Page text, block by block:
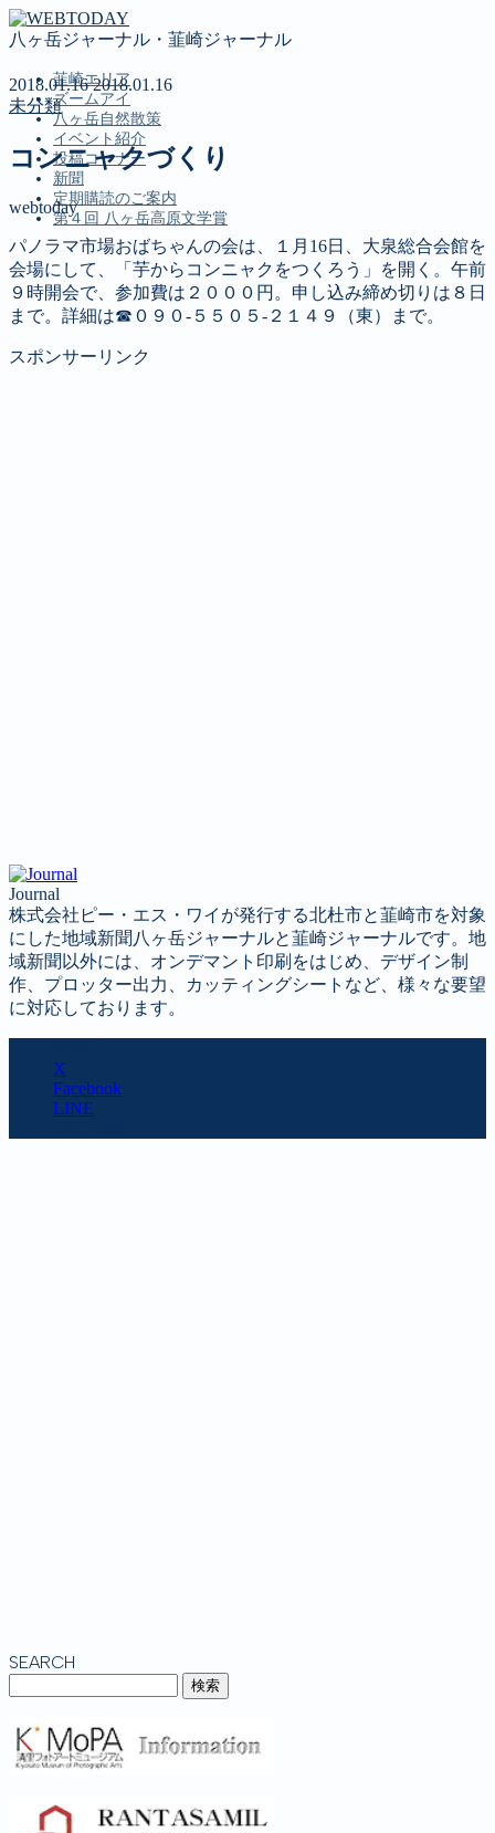
八ヶ岳ジャーナル・韮崎ジャーナル
韮崎エリア
ズームアイ
八ヶ岳自然散策
イベント紹介
投稿コーナー
新聞
定期購読のご案内
第４回 八ヶ岳高原文学賞
MENU
韮崎エリア
ズームアイ
八ヶ岳自然散策
2018.01.162018.01.16
未分類
コンニャクづくり
webtoday
パノラマ市場おばちゃんの会は、１月16日、大泉総合会館を
会場にして、「芋からコンニャクをつくろう」を開く。午前
９時開会で、参加費は２０００円。申し込み締め切りは８日
まで。詳細は☎０９０‐５５０５‐２１４９（東）まで。
スポンサーリンク
Journal
株式会社ピー・エス・ワイが発行する北杜市と韮崎市を対象
にした地域新聞八ヶ岳ジャーナルと韮崎ジャーナルです。地
域新聞以外には、オンデマント印刷をはじめ、デザイン制
作、プロッター出力、カッティングシートなど、様々な要望
に対応しております。
X
Facebook
LINE
SEARCH